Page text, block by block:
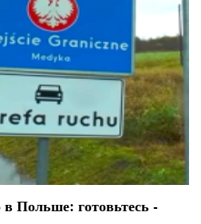
Польше: готовьтесь -